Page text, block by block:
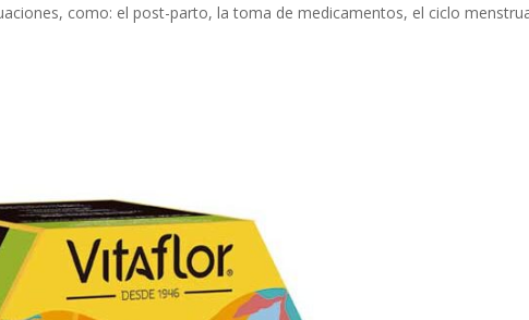
como: el post-parto, la toma de medicamentos, el ciclo